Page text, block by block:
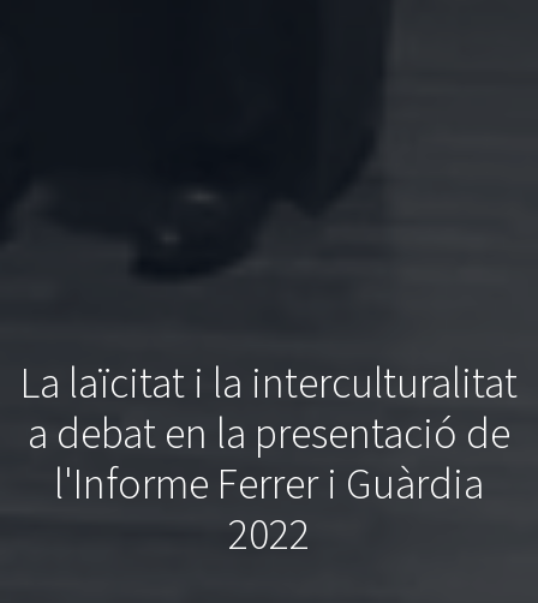
La laïcitat i la interculturalitat
a debat en la presentació de
l'Informe Ferrer i Guàrdia
2022